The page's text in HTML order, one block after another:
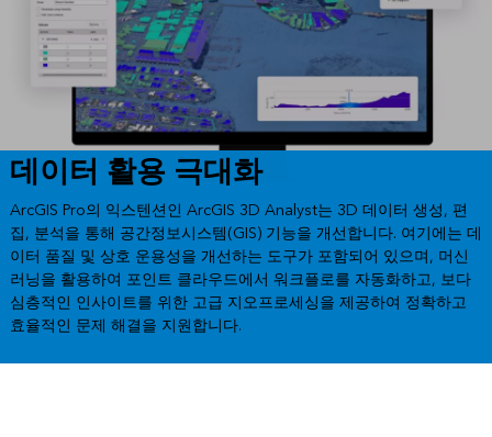
데이터 활용 극대화
ArcGIS Pro의 익스텐션인 ArcGIS 3D Analyst는 3D 데이터 생성, 편
집, 분석을 통해 공간정보시스템(GIS) 기능을 개선합니다. 여기에는 데
이터 품질 및 상호 운용성을 개선하는 도구가 포함되어 있으며, 머신
러닝을 활용하여 포인트 클라우드에서 워크플로를 자동화하고, 보다
심층적인 인사이트를 위한 고급 지오프로세싱을 제공하여 정확하고
효율적인 문제 해결을 지원합니다.